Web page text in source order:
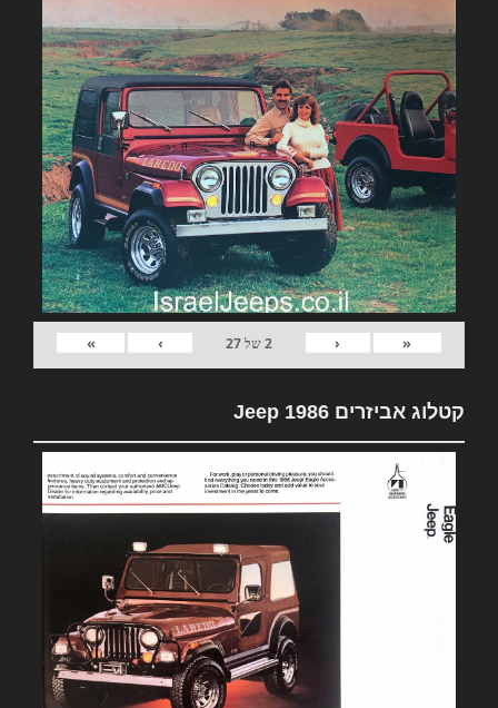
«
‹
2של27
›
»
קטלוג אביזרים Jeep 1986